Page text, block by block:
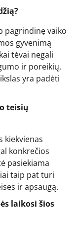
pagrindinę vaiko
gyvenimą
tėvai negali
ir poreikių,
yra padėti
teisių
kiekvienas
konkrečios
pasiekiama
taip pat turi
ir apsaugą.
laikosi šios